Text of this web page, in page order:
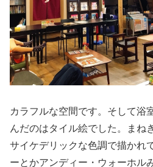
カラフルな空間です。そして浴
んだのはタイル絵でした。まね
サイケデリックな色調で描かれ
ーとかアンディー・ウォーホル